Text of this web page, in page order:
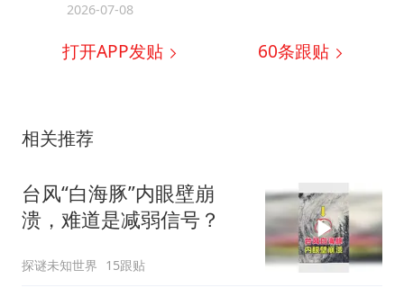
2026-07-08
打开APP发贴 60条跟贴
相关推荐
台风“白海豚”内眼壁崩
溃，难道是减弱信号？
探谜未知世界 15跟贴